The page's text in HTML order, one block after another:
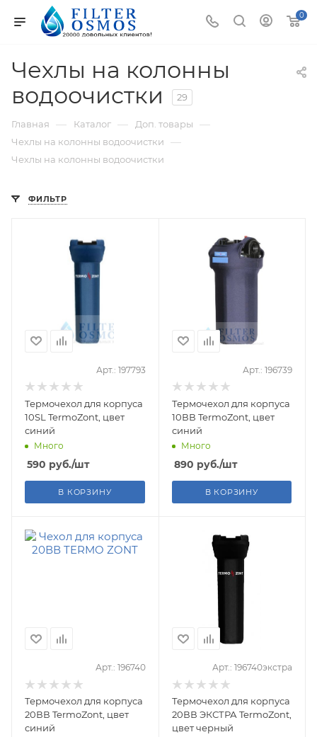
0
Чехлы на колонны
водоочистки
29
Главная — Каталог — Доп. товары —
Чехлы на колонны водоочистки —
Чехлы на колонны водоочистки
ФИЛЬТР
Арт.: 197793
Термочехол для корпуса
10SL TermoZont, цвет
синий
Много
590 руб./шт
В КОРЗИНУ
Арт.: 196739
Термочехол для корпуса
10ВВ TermoZont, цвет
синий
Много
890 руб./шт
В КОРЗИНУ
Арт.: 196740
Термочехол для корпуса
20ВВ TermoZont, цвет
синий
Арт.: 196740экстра
Термочехол для корпуса
20ВВ ЭКСТРА TermoZont,
цвет черный